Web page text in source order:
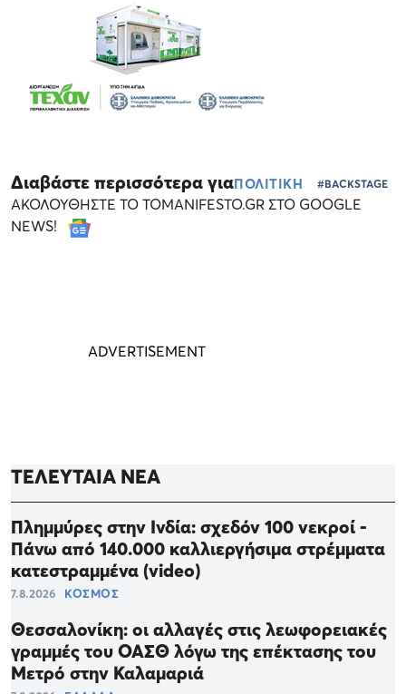
Διαβάστε περισσότερα γιαΠΟΛΙΤΙΚΗ #BACKSTAGE
ΑΚΟΛΟΥΘΗΣΤΕ ΤΟ TOMANIFESTO.GR ΣΤΟ GOOGLE
NEWS!
ΤΕΛΕΥΤΑΙΑ ΝΕΑ
Πλημμύρες στην Ινδία: σχεδόν 100 νεκροί -
Πάνω από 140.000 καλλιεργήσιμα στρέμματα
κατεστραμμένα (video)
7.8.2026 ΚΟΣΜΟΣ
Θεσσαλονίκη: οι αλλαγές στις λεωφορειακές
γραμμές του OAΣΘ λόγω της επέκτασης του
Μετρό στην Καλαμαριά